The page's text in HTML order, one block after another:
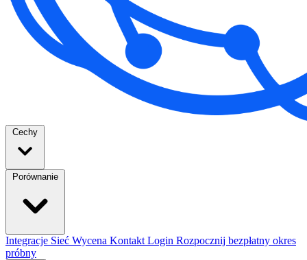
Cechy
Porównanie
Integracje Sieć Wycena Kontakt Login Rozpocznij bezpłatny okres
próbny